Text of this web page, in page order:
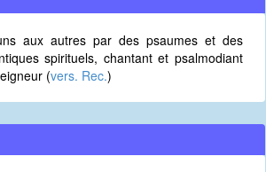
aux autres par des psaumes et des
spirituels, chantant et psalmodiant
(vers. Rec.)